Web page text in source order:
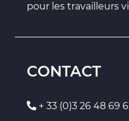
pour les travailleurs
CONTACT
+ 33 (0)3 26 48 69